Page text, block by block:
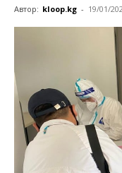
Автор: kloop.kg - 19/01/